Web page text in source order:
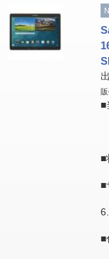
■
■
■
■